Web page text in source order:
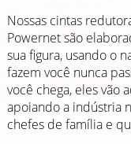
Nossas cintas
Powernet são
sua figura, usando o
fazem você nunca
você chega, eles vão
apoiando a indústria
chefes de família e